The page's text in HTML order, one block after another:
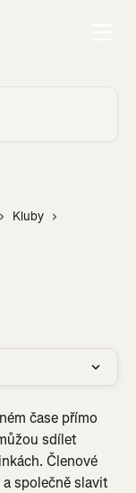
Kluby
čase přímo
sdílet
Členové
společně slavit